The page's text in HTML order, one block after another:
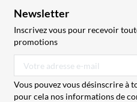
Newsletter
Inscrivez vous pour recevoir
promotions
Vous pouvez vous désinscrire à
pour cela nos informations de